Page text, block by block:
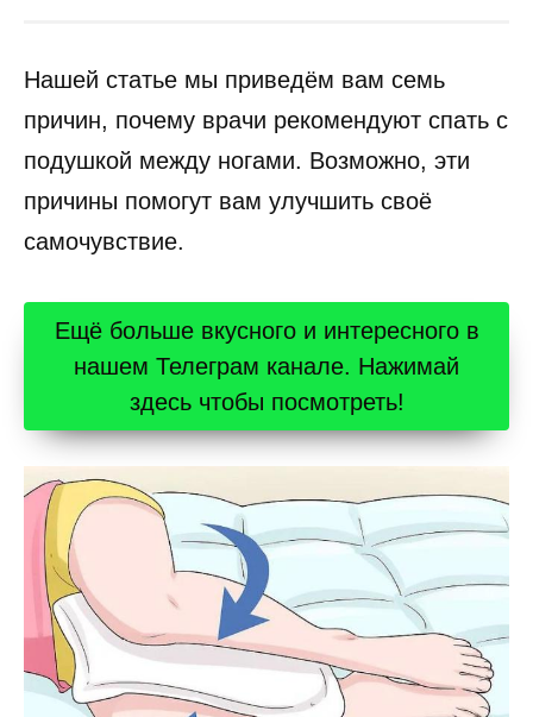
Нашей статье мы приведём вам семь
причин, почему врачи рекомендуют спать с
подушкой между ногами. Возможно, эти
причины помогут вам улучшить своё
самочувствие.
Ещё больше вкусного и интересного в
нашем Телеграм канале. Нажимай
здесь чтобы посмотреть!